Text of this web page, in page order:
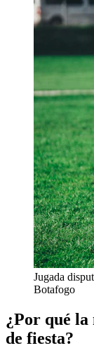
Jugada
Botafogo
¿Por qué
de fiesta?